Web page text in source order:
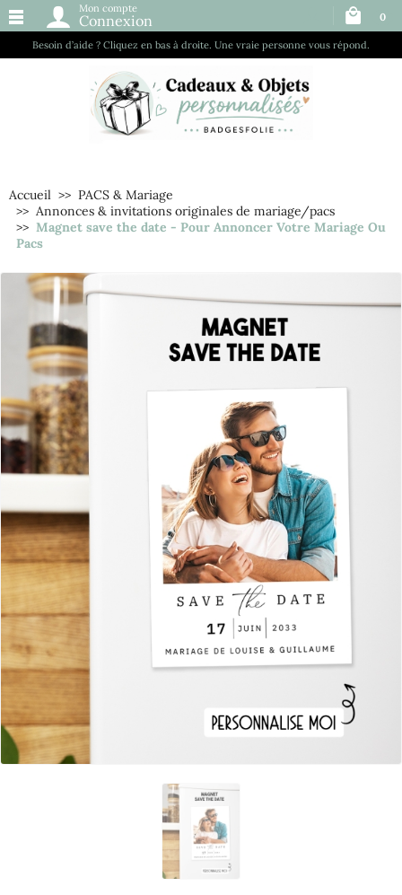
Besoin d’aide ? Cliquez en bas à droite. Une vraie personne vous répond.
Mon compte
Connexion 0
Accueil
PACS & Mariage
Annonces & invitations originales de mariage/pacs
Magnet save the date - Pour Annoncer Votre Mariage Ou
Pacs